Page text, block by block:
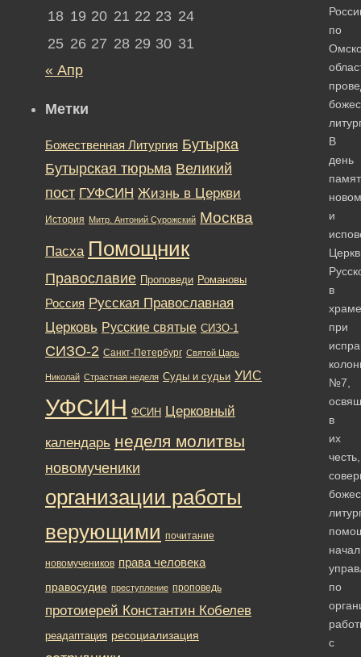
по
В
день
и
в
храме
при
№7,
в
их
честь,
по
с
18 19 20 21 22 23 24
25 26 27 28 29 30 31
« Апр
Метки
Божественная Литургия Бутырка
Бутырская тюрьма Великий
пост ГУФСИН Жизнь в Церкви
История Митр. Антоний Сурожский Москва
Пасха Помощник
Православие Проповеди Романовы
Россия Русская Православная
Церковь Русские святые СИЗО-1
СИЗО-2 Санкт-Петербург Святой Царь
Николай Страстная неделя Суды и судьи УИС
УФСИН ФСИН Церковный
календарь неделя молитвы
новомученики
организации работы
верующими почитание
новомучеников права человека
правосудие преступление проповедь
протоиерей Константин Кобелев
реадаптация ресоциализация